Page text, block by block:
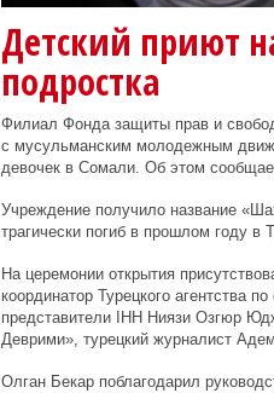
Детский приют
подростка
Филиал Фонда защиты прав и
с мусульманским молодежным
девочек в Сомали. Об этом
Учреждение получило название
трагически погиб в прошлом году в
На церемонии открытия
координатор Турецкого агентства
представители IHH Ниязи Озгюр
Деврими», турецкий журналист
Олган Бекар поблагодарил